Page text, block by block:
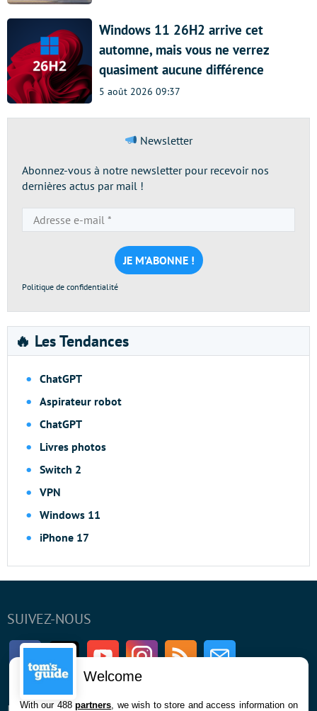
Windows 11 26H2 arrive cet
automne, mais vous ne verrez
quasiment aucune différence
5 août 2026 09:37
Newsletter
Abonnez-vous à notre newsletter pour recevoir nos
dernières actus par mail !
e-
mail
*
Politique de confidentialité
🔥 Les Tendances
ChatGPT
Aspirateur robot
ChatGPT
Livres photos
Switch 2
VPN
Windows 11
iPhone 17
SUIVEZ-NOUS
FacebookTwitter Youtube InstagramRSS Newsletter
Welcome
With our 488partners , we wish to store and access information on